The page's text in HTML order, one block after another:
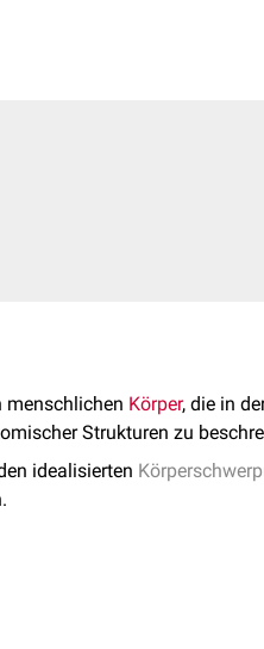
menschlichen Körper, die in
Strukturen zu
idealisierten